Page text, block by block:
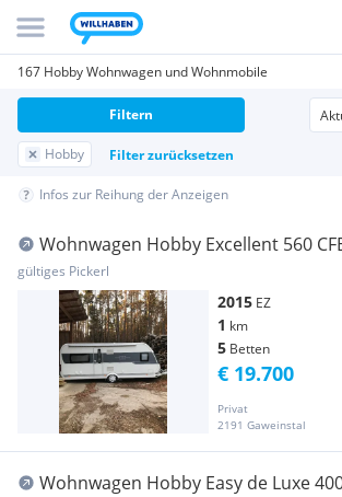
167 Hobby Wohnwagen und Wohnmobile
Hobby Filter zurücksetzen
Filtern
Infos zur Reihung der Anzeigen
Wohnwagen Hobby Excellent 560
gültiges Pickerl
2015 EZ
1 km
5 Betten
Privat
2191 Gaweinstal
€ 19.700
Wohnwagen Hobby Easy de Luxe